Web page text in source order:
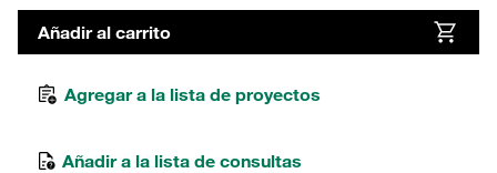
Añadir al carrito
Agregar a la lista de proyectos
Añadir a la lista de consultas